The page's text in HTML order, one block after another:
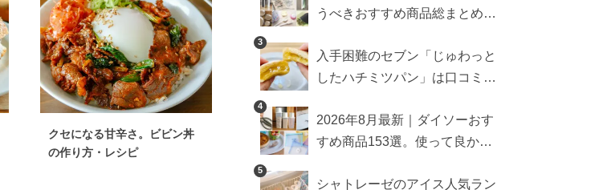
牛肉×カレー粉
クセになる甘辛さ。ビビン丼
の作り方・レシピ
うべきおすすめ商品総まとめ。
3
入手困難のセブン「じゅわっと
したハチミツパン」は口コミ通
検証
4
2026年8月最新｜ダイソーおす
すめ商品153選。使って良かっ
5
シャトレーゼのアイス人気ラン